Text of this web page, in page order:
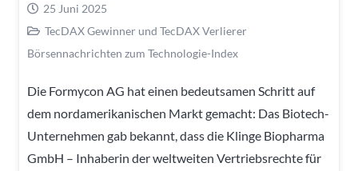
25 Juni 2025
TecDAX Gewinner und TecDAX Verlierer
Börsennachrichten zum Technologie-Index
Die Formycon AG hat einen bedeutsamen Schritt auf
dem nordamerikanischen Markt gemacht: Das Biotech-
Unternehmen gab bekannt, dass die Klinge Biopharma
GmbH – Inhaberin der weltweiten Vertriebsrechte für